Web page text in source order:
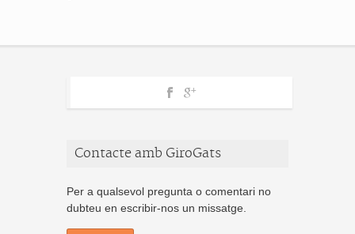
Contacte amb GiroGats
Per a qualsevol pregunta o comentari no
dubteu en escribir-nos un missatge.